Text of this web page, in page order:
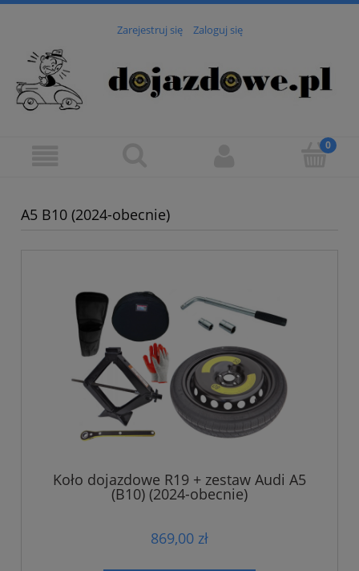
Zarejestruj się Zaloguj się
A5 B10 (2024-obecnie)
Koło dojazdowe R19 + zestaw Audi A5
(B10) (2024-obecnie)
869,00 zł